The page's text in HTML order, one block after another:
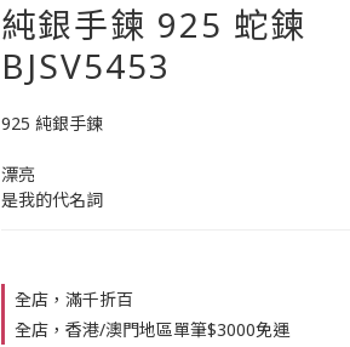
純銀手鍊 925 蛇鍊
BJSV5453
925 純銀手鍊
漂亮
是我的代名詞
全店，滿千折百
全店，香港/澳門地區單筆$3000免運